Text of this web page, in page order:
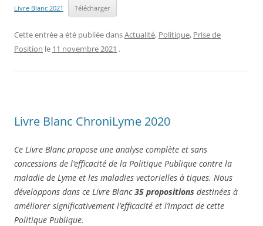
Livre Blanc 2021 Télécharger
Cette entrée a été publiée dansActualité, Politique, Prise de
Position le 11 novembre 2021 .
Livre Blanc ChroniLyme 2020
Ce Livre Blanc propose une analyse complète et sans
concessions de l’efficacité de la Politique Publique contre la
maladie de Lyme et les maladies vectorielles à tiques. Nous
développons dans ce Livre Blanc35 propositions destinées à
améliorer significativement l’efficacité et l’impact de cette
Politique Publique.